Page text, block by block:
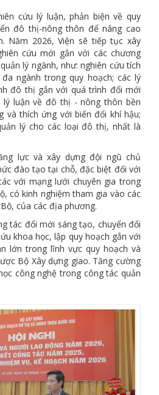
cứu lý luận, phản biện về quy
đô thị-nông thôn để nâng cao
Năm 2026, Viện sẽ tiếp tục xây
cứu mới gắn với các chương
lý ngành, như: nghiên cứu tích
ngành trong quy hoạch; các lý
đô thị gắn với quá trình đổi mới
luận về đô thị - nông thôn bền
và thích ứng với biến đổi khí hậu;
lý cho các loại đô thị, nhất là
lực và xây dựng đội ngũ chủ
đào tạo tại chỗ, đặc biệt đối với
với mạng lưới chuyên gia trong
có kinh nghiệm tham gia vào các
của các địa phương.
tác đổi mới sáng tạo, chuyển đổi
khoa học, lập quy hoạch gắn với
lớn trong lĩnh vực quy hoạch và
Bộ Xây dựng giao. Tăng cường
công nghệ trong công tác quản